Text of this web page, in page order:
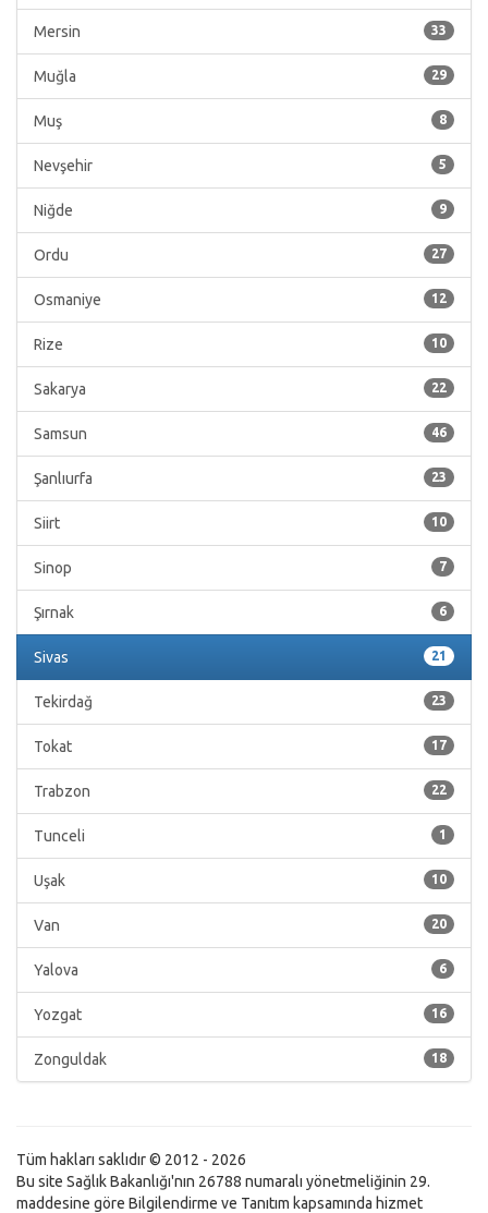
33
Mersin
29
Muğla
8
Muş
5
Nevşehir
9
Niğde
27
Ordu
12
Osmaniye
10
Rize
22
Sakarya
46
Samsun
23
Şanlıurfa
10
Siirt
7
Sinop
6
Şırnak
21
Sivas
23
Tekirdağ
17
Tokat
22
Trabzon
1
Tunceli
10
Uşak
20
Van
6
Yalova
16
Yozgat
18
Zonguldak
Tüm hakları saklıdır © 2012 - 2026
Bu site Sağlık Bakanlığı'nın 26788 numaralı yönetmeliğinin 29.
maddesine göre Bilgilendirme ve Tanıtım kapsamında hizmet